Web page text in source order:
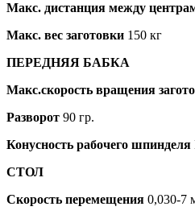
Макс. дистанция между
Макс. вес заготовки 150 кг
ПЕРЕДНЯЯ БАБКА
Макс.скорость вращения
Разворот 90 гр.
Конусность рабочего шпинделя
СТОЛ
Скорость перемещения 0,030-7